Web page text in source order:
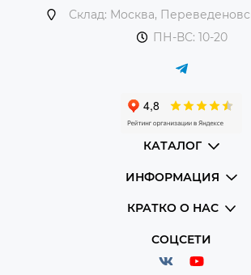
Склад: Москва,
ПН-ВС: 10-20
КАТАЛОГ
ИНФОРМАЦИЯ
КРАТКО О НАС
СОЦСЕТИ